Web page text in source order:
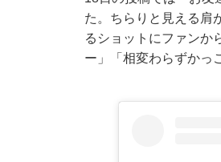
た。ちらりと見える肩
るショットにファンか
ー」「相変わらずかっ